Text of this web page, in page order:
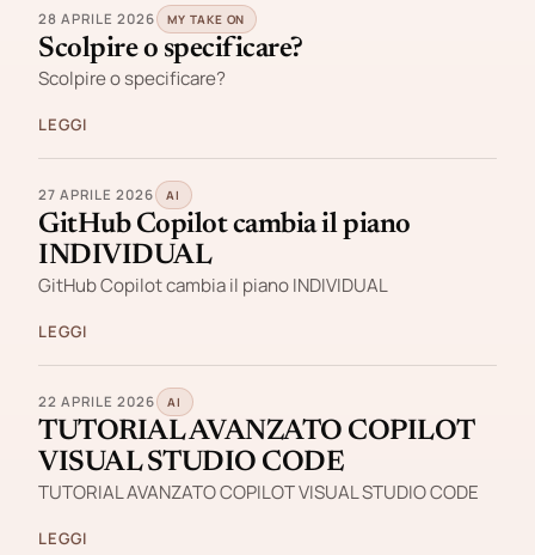
28 APRILE 2026 MY TAKE ON
Scolpire o specificare?
Scolpire o specificare?
LEGGI
27 APRILE 2026 AI
GitHub Copilot cambia il piano
INDIVIDUAL
GitHub Copilot cambia il piano INDIVIDUAL
LEGGI
22 APRILE 2026 AI
TUTORIAL AVANZATO COPILOT
VISUAL STUDIO CODE
TUTORIAL AVANZATO COPILOT VISUAL STUDIO CODE
LEGGI